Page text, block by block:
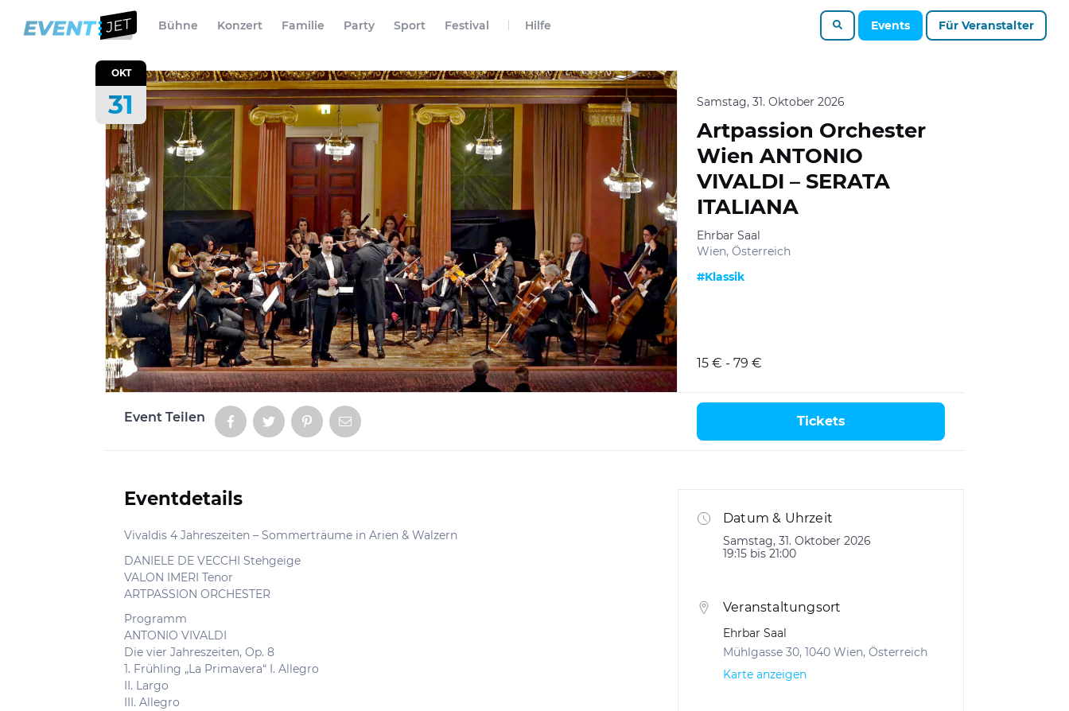
Bühne Konzert Familie Party Sport Festival Hilfe Events Für Veranstalter
OKT
31 Samstag, 31. Oktober 2026
Artpassion Orchester
Wien ANTONIO
VIVALDI – SERATA
ITALIANA
Ehrbar Saal
Wien, Österreich
#Klassik
15 € - 79 €
Event Teilen Tickets
Informationen
Eventdetails
Vivaldis 4 Jahreszeiten – Sommerträume in Arien & Walzern
DANIELE DE VECCHI Stehgeige
VALON IMERI Tenor
ARTPASSION ORCHESTER
Programm
ANTONIO VIVALDI
Die vier Jahreszeiten, Op. 8
1. Frühling „La Primavera“ I. Allegro
II. Largo
III. Allegro
Datum & Uhrzeit
Samstag, 31. Oktober 2026
19:15 bis 21:00
Veranstaltungsort
Ehrbar Saal
Mühlgasse 30, 1040 Wien, Österreich
Karte anzeigen